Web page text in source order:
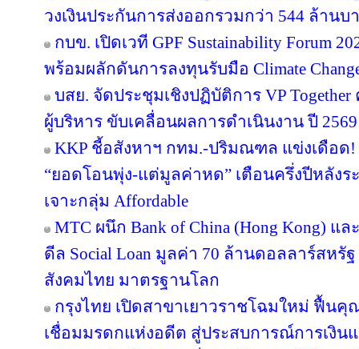
วงเงินประกันการส่งออกรวมกว่า 544 ล้านบ
กบข. เปิดเวที GPF Sustainability Forum
พร้อมผลักดันการลงทุนรับมือ Climate
บสย. จัดประชุมเชิงปฏิบัติการ VP
ผู้บริหาร ขับเคลื่อนผลการดำเนินงาน ปี 2569
KKP ชี้อสังหาฯ กทม.-ปริมณฑล แข่งเดือด
“ยอดโอนพุ่ง-แต่มูลค่าหด” เตือนครึ่งปีหลัง
เจาะกลุ่ม Affordable
MTC ผนึก Bank of China (Hong Kong) แล
ดีล Social Loan มูลค่า 70 ล้านดอลลาร์สห
สังคมไทย มาตรฐานโลก
กรุงไทย เปิดสาขาเยาวราชโฉมใหม่ ฟื้น
เชื่อมมรดกแห่งอดีต สู่ประสบการณ์การเงิน